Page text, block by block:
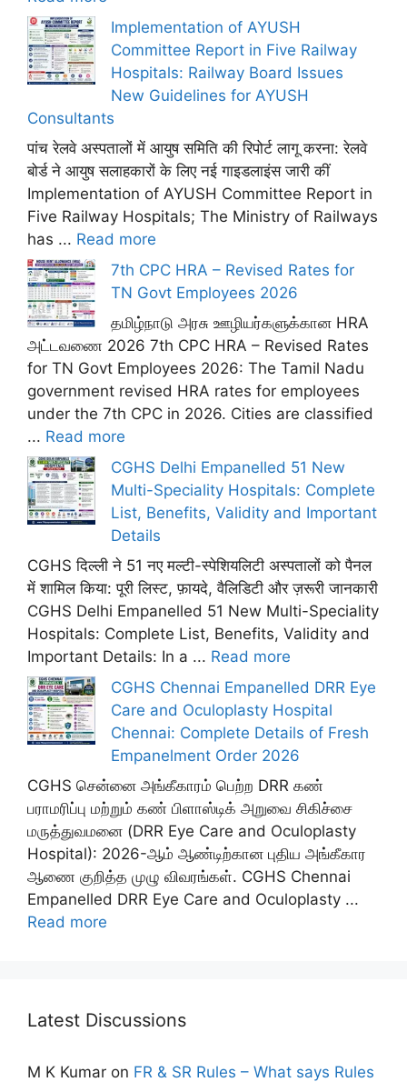
Implementation of AYUSH
Committee Report in Five Railway
Hospitals: Railway Board Issues
New Guidelines for AYUSH
Consultants
पांच रेलवे अस्पतालों में आयुष समिति की रिपोर्ट लागू करना: रेलवे
बोर्ड ने आयुष सलाहकारों के लिए नई गाइडलाइंस जारी कीं
Implementation of AYUSH Committee Report in
Five Railway Hospitals; The Ministry of Railways
has ... Read more
7th CPC HRA – Revised Rates for
TN Govt Employees 2026
தமிழ்நாடு அரசு ஊழியர்களுக்கான HRA
அட்டவணை 2026 7th CPC HRA – Revised Rates
for TN Govt Employees 2026: The Tamil Nadu
government revised HRA rates for employees
under the 7th CPC in 2026. Cities are classified
... Read more
CGHS Delhi Empanelled 51 New
Multi-Speciality Hospitals: Complete
List, Benefits, Validity and Important
Details
CGHS दिल्ली ने 51 नए मल्टी-स्पेशियलिटी अस्पतालों को पैनल
में शामिल किया: पूरी लिस्ट, फ़ायदे, वैलिडिटी और ज़रूरी जानकारी
CGHS Delhi Empanelled 51 New Multi-Speciality
Hospitals: Complete List, Benefits, Validity and
Important Details: In a ... Read more
CGHS Chennai Empanelled DRR Eye
Care and Oculoplasty Hospital
Chennai: Complete Details of Fresh
Empanelment Order 2026
CGHS சென்னை அங்கீகாரம் பெற்ற DRR கண்
பராமரிப்பு மற்றும் கண் பிளாஸ்டிக் அறுவை சிகிச்சை
மருத்துவமனை (DRR Eye Care and Oculoplasty
Hospital): 2026-ஆம் ஆண்டிற்கான புதிய அங்கீகார
ஆணை குறித்த முழு விவரங்கள். CGHS Chennai
Empanelled DRR Eye Care and Oculoplasty ...
Read more
Latest Discussions
M K Kumar on FR & SR Rules – What says Rules